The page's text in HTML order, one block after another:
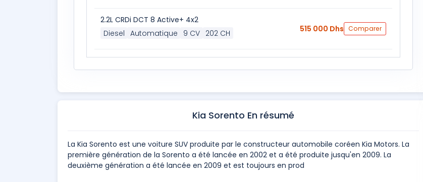
2.2L CRDi DCT 8 Active+ 4x2
Diesel Automatique 9 CV 202 CH 515 000 Dhs Comparer
Kia Sorento En résumé
La Kia Sorento est une voiture SUV produite par le constructeur automobile coréen Kia Motors. La
première génération de la Sorento a été lancée en 2002 et a été produite jusqu'en 2009. La
deuxième génération a été lancée en 2009 et est toujours en prod